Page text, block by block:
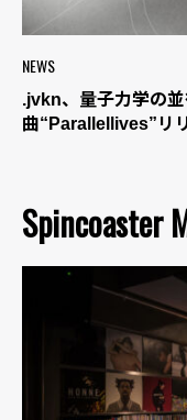
NEWS
.jvkn、量子力学の
曲“Parallellives”リ
Spincoaster